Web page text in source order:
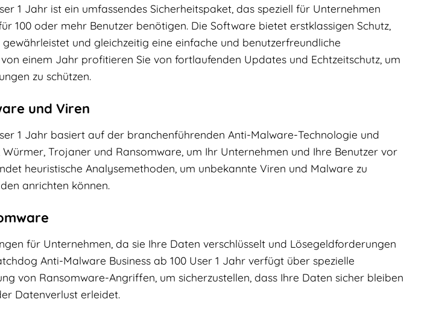
1 Jahr ist ein umfassendes Sicherheitspaket, das speziell für Unternehmen
100 oder mehr Benutzer benötigen. Die Software bietet erstklassigen Schutz,
und gleichzeitig eine einfache und benutzerfreundliche
einem Jahr profitieren Sie von fortlaufenden Updates und Echtzeitschutz, um
zu schützen.
und Viren
1 Jahr basiert auf der branchenführenden Anti-Malware-Technologie und
Trojaner und Ransomware, um Ihr Unternehmen und Ihre Benutzer vor
heuristische Analysemethoden, um unbekannte Viren und Malware zu
anrichten können.
für Unternehmen, da sie Ihre Daten verschlüsselt und Lösegeldforderungen
Anti-Malware Business ab 100 User 1 Jahr verfügt über spezielle
von Ransomware-Angriffen, um sicherzustellen, dass Ihre Daten sicher bleiben
Datenverlust erleidet.